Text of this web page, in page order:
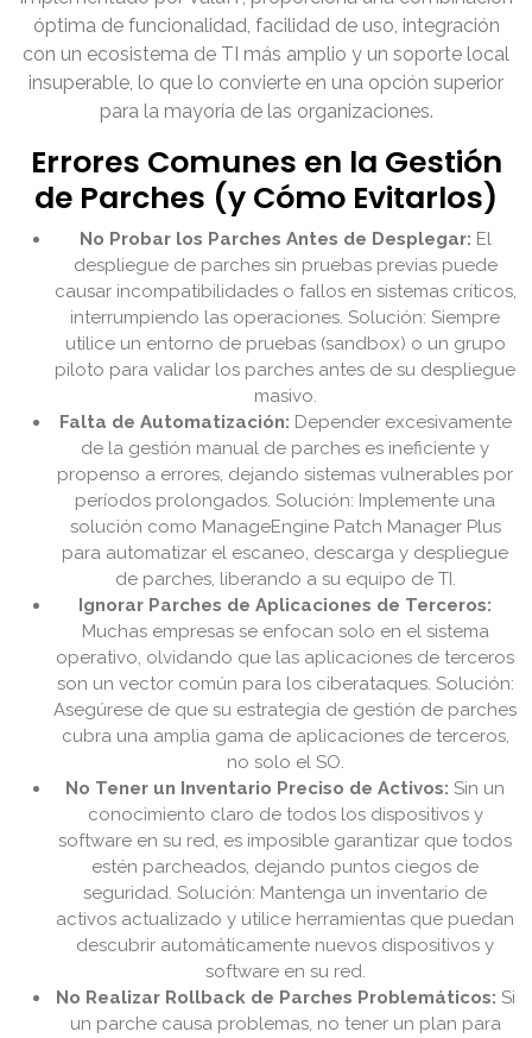
óptima de funcionalidad, facilidad de uso, integración
con un ecosistema de TI más amplio y un soporte local
insuperable, lo que lo convierte en una opción superior
para la mayoría de las organizaciones.
Errores Comunes en la Gestión
de Parches (y Cómo Evitarlos)
No Probar los Parches Antes de Desplegar: El
despliegue de parches sin pruebas previas puede
causar incompatibilidades o fallos en sistemas críticos,
interrumpiendo las operaciones. Solución: Siempre
utilice un entorno de pruebas (sandbox) o un grupo
piloto para validar los parches antes de su despliegue
masivo.
Falta de Automatización: Depender excesivamente
de la gestión manual de parches es ineficiente y
propenso a errores, dejando sistemas vulnerables por
períodos prolongados. Solución: Implemente una
solución como ManageEngine Patch Manager Plus
para automatizar el escaneo, descarga y despliegue
de parches, liberando a su equipo de TI.
Ignorar Parches de Aplicaciones de Terceros:
Muchas empresas se enfocan solo en el sistema
operativo, olvidando que las aplicaciones de terceros
son un vector común para los ciberataques. Solución:
Asegúrese de que su estrategia de gestión de parches
cubra una amplia gama de aplicaciones de terceros,
no solo el SO.
No Tener un Inventario Preciso de Activos: Sin un
conocimiento claro de todos los dispositivos y
software en su red, es imposible garantizar que todos
estén parcheados, dejando puntos ciegos de
seguridad. Solución: Mantenga un inventario de
activos actualizado y utilice herramientas que puedan
descubrir automáticamente nuevos dispositivos y
software en su red.
No Realizar Rollback de Parches Problemáticos: Si
un parche causa problemas, no tener un plan para